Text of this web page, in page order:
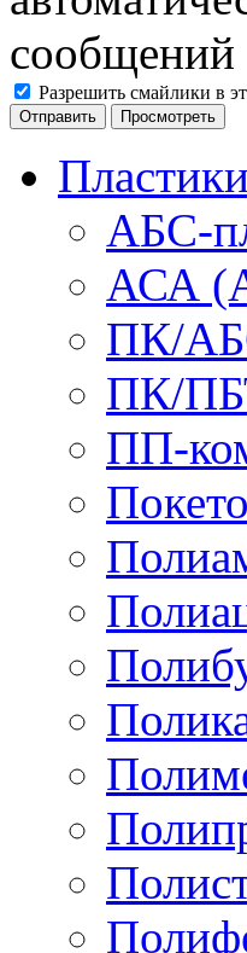
Разрешить смайлики в
АБС-
АСА
ПК/
ПК/
ПП-